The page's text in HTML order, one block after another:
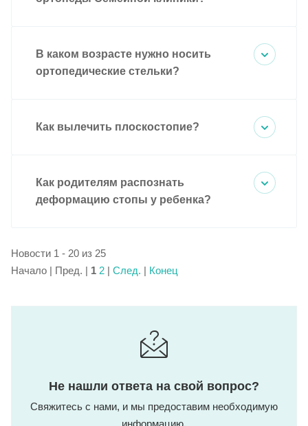
В каком возрасте нужно носить
ортопедические стельки?
Как вылечить плоскостопие?
Как родителям распознать
деформацию стопы у ребенка?
Новости 1 - 20 из 25
Начало | Пред. | 1 2 | След. | Конец
Не нашли ответа на свой вопрос?
Свяжитесь с нами, и мы предоставим необходимую